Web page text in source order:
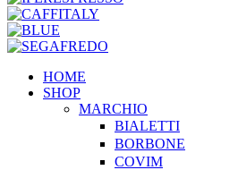
HOME
SHOP
MARCHIO
BIALETTI
BORBONE
COVIM